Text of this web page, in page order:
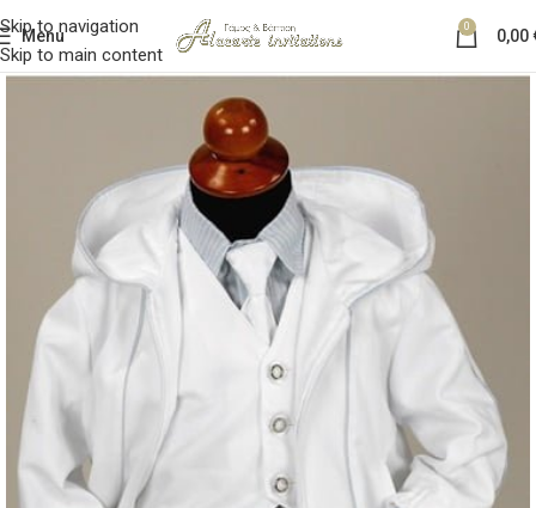
Skip to navigation
Skip to main content
Menu 0 0,00